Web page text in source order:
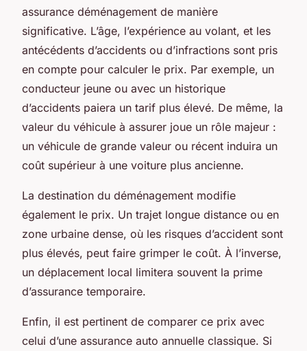
assurance déménagement de manière
significative. L’âge, l’expérience au volant, et les
antécédents d’accidents ou d’infractions sont pris
en compte pour calculer le prix. Par exemple, un
conducteur jeune ou avec un historique
d’accidents paiera un tarif plus élevé. De même, la
valeur du véhicule à assurer joue un rôle majeur :
un véhicule de grande valeur ou récent induira un
coût supérieur à une voiture plus ancienne.
La destination du déménagement modifie
également le prix. Un trajet longue distance ou en
zone urbaine dense, où les risques d’accident sont
plus élevés, peut faire grimper le coût. À l’inverse,
un déplacement local limitera souvent la prime
d’assurance temporaire.
Enfin, il est pertinent de comparer ce prix avec
celui d’une assurance auto annuelle classique. Si